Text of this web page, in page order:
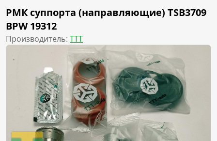
РМК суппорта (направляющие) TSB3709
BPW 19312
Производитель: TTT